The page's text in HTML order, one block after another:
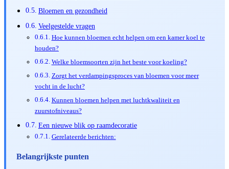
Bloemen en gezondheid
Veelgestelde vragen
Hoe kunnen bloemen echt helpen om een kamer koel te
houden?
Welke bloemsoorten zijn het beste voor koeling?
Zorgt het verdampingsproces van bloemen voor meer
vocht in de lucht?
Kunnen bloemen helpen met luchtkwaliteit en
zuurstofniveaus?
Een nieuwe blik op raamdecoratie
Gerelateerde berichten:
Belangrijkste punten